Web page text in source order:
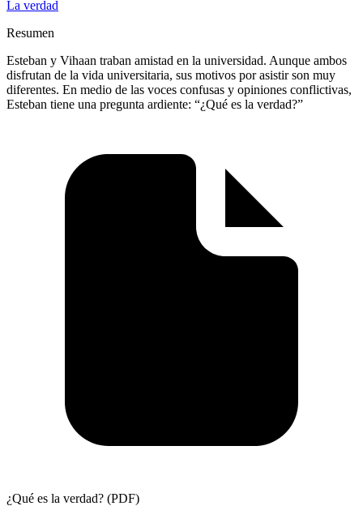
La verdad
Resumen
Esteban y Vihaan traban amistad en la universidad. Aunque ambos
disfrutan de la vida universitaria, sus motivos por asistir son muy
diferentes. En medio de las voces confusas y opiniones conflictivas,
Esteban tiene una pregunta ardiente: “¿Qué es la verdad?”
¿Qué es la verdad? (PDF)